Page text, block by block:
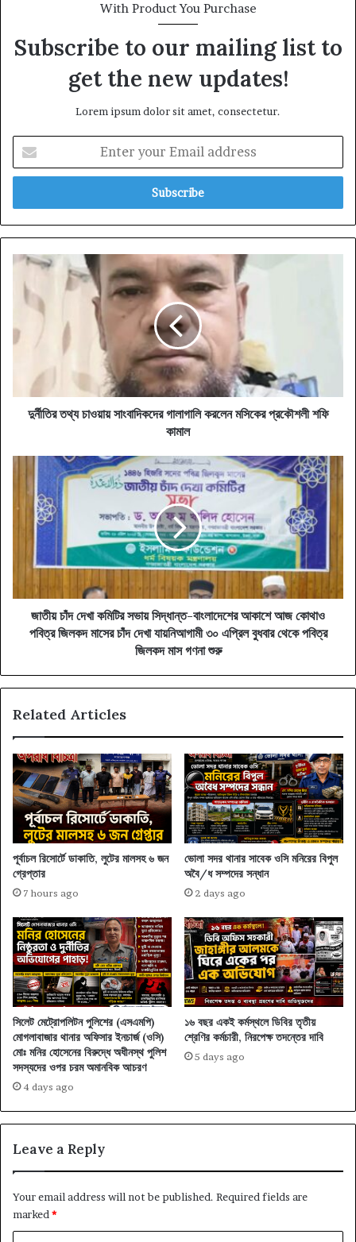
With Product You Purchase
Subscribe to our mailing list to
get the new updates!
Lorem ipsum dolor sit amet, consectetur.
your
Email
দুর্নীতির
চাওয়ায়
সাংবাদিকদের
গালাগালি
করলেন
প্রকৌশলী
শফি
কামালদুর্নীতির তথ্য চাওয়ায় সাংবাদিকদের গালাগালি করলেন মসিকের প্রকৌশলী শফি
কামাল
জাতীয়
কমিটির
সিদ্ধান্ত-
বাংলাদেশের
আজ
কোথাও
পবিত্র
চাঁদ
যায়নিআগামী
বুধবার
থেকে
পবিত্র
জিলকদ
মাস
গণনা
শুরু
জাতীয় চাঁদ দেখা কমিটির সভায় সিদ্ধান্ত-বাংলাদেশের আকাশে আজ কোথাও
পবিত্র জিলকদ মাসের চাঁদ দেখা যায়নিআগামী ৩০ এপ্রিল বুধবার থেকে পবিত্র
জিলকদ মাস গণনা শুরু
Related Articles
পূর্বাচল রিসোর্টে ডাকাতি, লুটের মালসহ ৬ জন
গ্রেপ্তার
7 hours ago
ভোলা সদর থানার সাবেক ওসি মনিরের বিপুল
অবৈ/ধ সম্পদের সন্ধান
2 days ago
সিলেট মেট্রোপলিটন পুলিশের (এসএমপি)
মোগলাবাজার থানার অফিসার ইনচার্জ (ওসি)
মোঃ মনির হোসেনের বিরুদ্ধে অধীনস্থ পুলিশ
সদস্যদের ওপর চরম অমানবিক আচরণ
4 days ago
১৬ বছর একই কর্মস্থলে ডিবির তৃতীয়
শ্রেণির কর্মচারী, নিরপেক্ষ তদন্তের দাবি
5 days ago
Leave a Reply
Your email address will not be published. Required fields are
marked *